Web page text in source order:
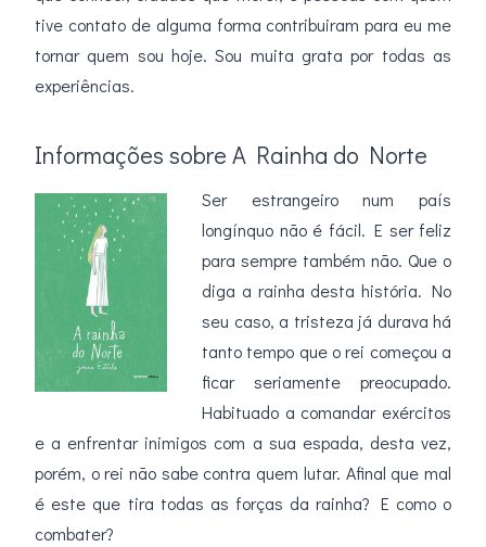
tive contato de alguma forma contribuiram para eu me
tornar quem sou hoje. Sou muita grata por todas as
experiências.
Informações sobre A Rainha do Norte
Ser estrangeiro num país
longínquo não é fácil. E ser feliz
para sempre também não. Que o
diga a rainha desta história. No
seu caso, a tristeza já durava há
tanto tempo que o rei começou a
ficar seriamente preocupado.
Habituado a comandar exércitos
e a enfrentar inimigos com a sua espada, desta vez,
porém, o rei não sabe contra quem lutar. Afinal que mal
é este que tira todas as forças da rainha? E como o
combater?